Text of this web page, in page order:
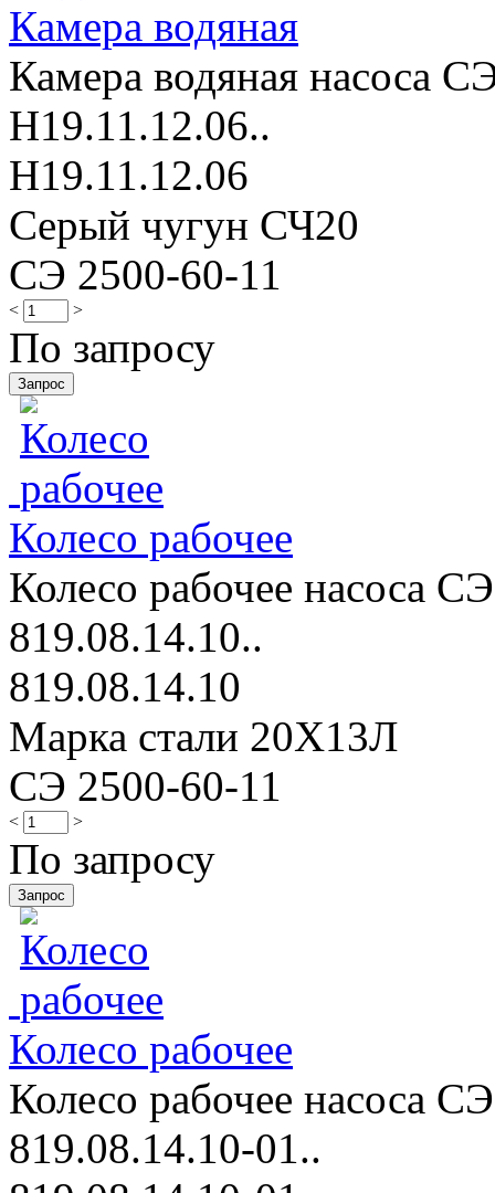
Камера водяная
Камера водяная насоса
Н19.11.12.06..
Н19.11.12.06
Серый чугун СЧ20
СЭ 2500-60-11
< >
По запросу
Колесо рабочее
Колесо рабочее насоса
819.08.14.10..
819.08.14.10
Марка стали 20Х13Л
СЭ 2500-60-11
< >
По запросу
Колесо рабочее
Колесо рабочее насоса
819.08.14.10-01..